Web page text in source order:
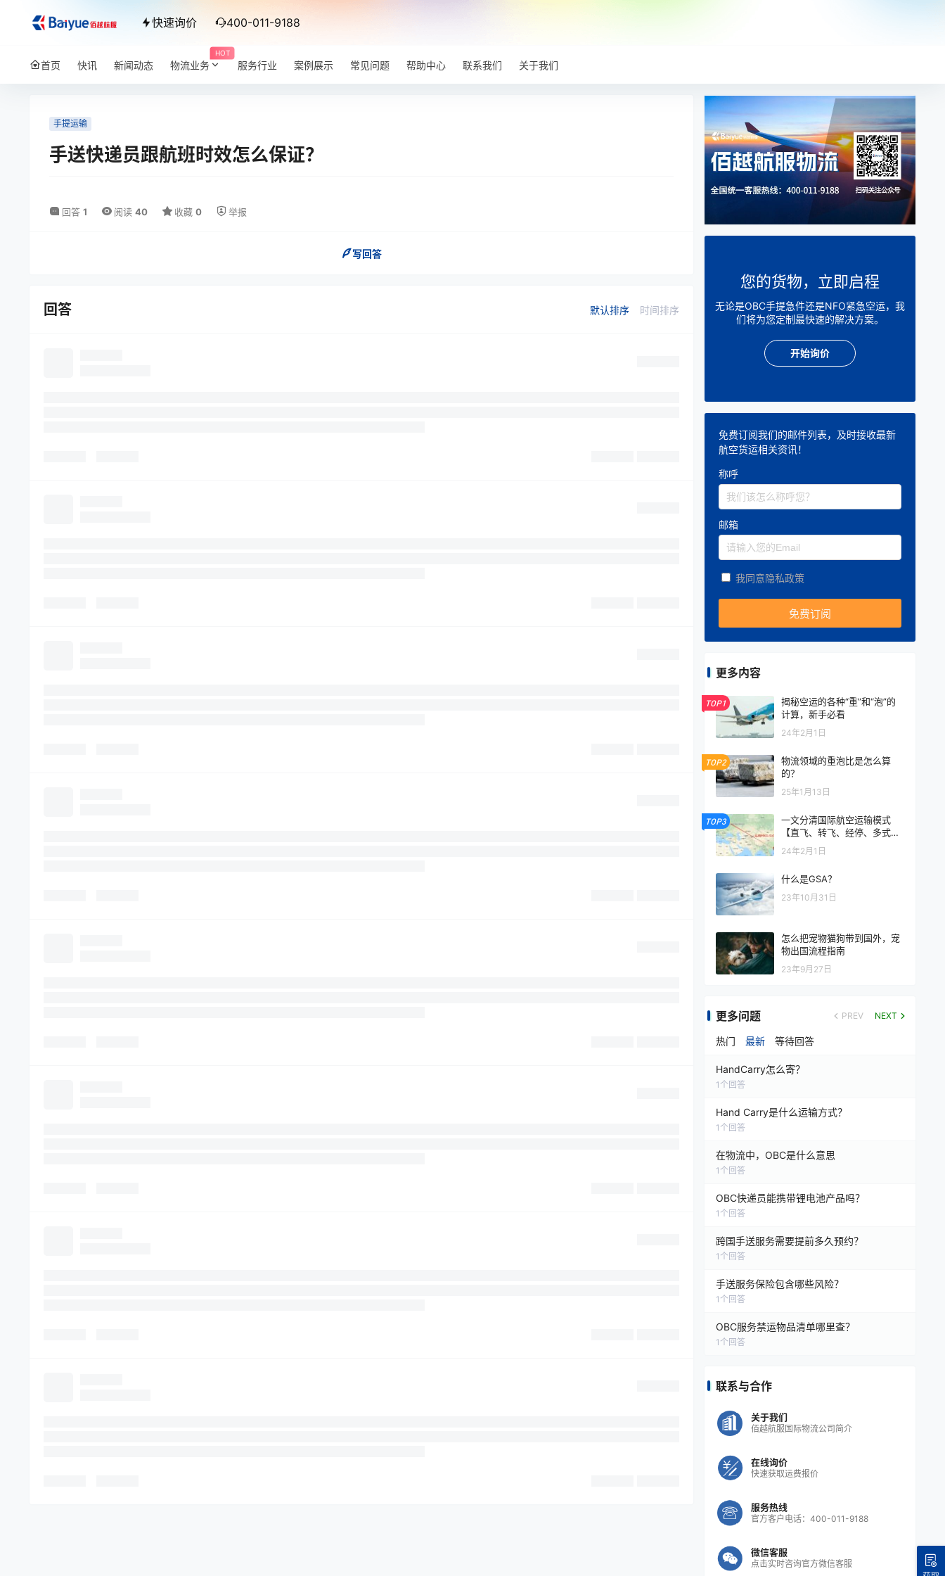
快速询价 400-011-9188
首页 快讯 新闻动态
HOT
物流业务 服务行业 案例展示 常见问题 帮助中心 联系我们 关于我们
手提运输
手送快递员跟航班时效怎么保证？
回答 1 阅读 40 收藏 0 举报
写回答
回答 默认排序 时间排序
您的货物，立即启程
无论是OBC手提急件还是NFO紧急空运，我
们将为您定制最快速的解决方案。
开始询价
免费订阅我们的邮件列表，及时接收最新
航空货运相关资讯！
称呼
邮箱
我同意隐私政策
更多内容
TOP1
揭秘空运的各种“重”和“泡”的
计算，新手必看
24年2月1日
TOP2
物流领域的重泡比是怎么算
的？
25年1月13日
TOP3
一文分清国际航空运输模式
【直飞、转飞、经停、多式联
运】
24年2月1日
什么是GSA？
23年10月31日
怎么把宠物猫狗带到国外，宠
物出国流程指南
23年9月27日
更多问题 PREV NEXT
热门 最新 等待回答
HandCarry怎么寄？
1 个回答
Hand Carry是什么运输方式？
1 个回答
在物流中，OBC是什么意思
1 个回答
OBC快递员能携带锂电池产品吗？
1 个回答
跨国手送服务需要提前多久预约？
1 个回答
手送服务保险包含哪些风险？
1 个回答
OBC服务禁运物品清单哪里查？
1 个回答
联系与合作
关于我们
佰越航服国际物流公司简介
在线询价
快速获取运费报价
服务热线
官方客户电话：400-011-9188
微信客服
点击实时咨询官方微信客服